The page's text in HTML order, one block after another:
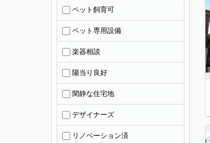
ペット飼育可
ペット専用設備
楽器相談
陽当り良好
閑静な住宅地
デザイナーズ
リノベーション済